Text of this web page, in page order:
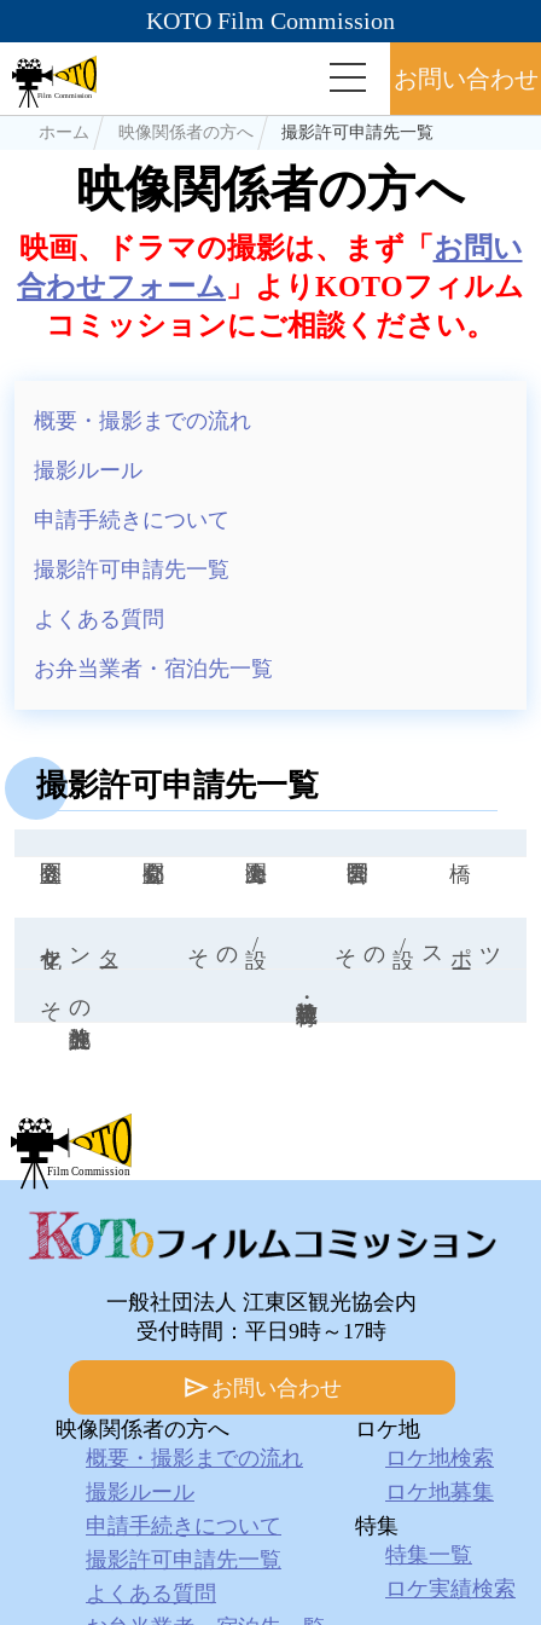
KOTO Film Commission
お問い合わせ
ホーム 映像関係者の方へ 撮影許可申請先一覧
映像関係者の方へ
映画、ドラマの撮影は、まず「 お問い
合わせフォーム 」よりKOTOフィルム
コミッションにご相談ください。
概要・撮影までの流れ
撮影ルール
申請手続きについて
撮影許可申請先一覧
よくある質問
お弁当業者・宿泊先一覧
撮影許可申請先一覧
文化センタ ー その
他公共施
設/ 文化施設 その
他公共施
設/スポ
ー ツ
その 他公共施設
一般社団法人 江東区観光協会内
受付時間：平日9時～17時
お問い合わせ
映像関係者の方へ
概要・撮影までの流れ
撮影ルール
申請手続きについて
撮影許可申請先一覧
よくある質問
ロケ地
ロケ地検索
ロケ地募集
特集
特集一覧
ロケ実績検索